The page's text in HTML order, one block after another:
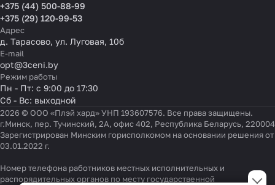
+375 (44) 500-88-99
+375 (29) 120-99-53
Адрес
д. Тарасово, ул. Луговая, 10б
E-mail
opt@3ceni.by
Режим работы
Пн - Пт: с 9:00 до 17:30
Сб - Вс: выходной
2026 © ООО «Плэй хард» УНП 193607576. Все права защищены.
г.Минск, пер. Тучинский, 2А, офис 402, Республика Беларусь, 220004
Зарегистрирован Минским горисполкомом на основании решения от
03.01.2022 г.
Номер телефона работников местных исполнительных и
распорядительных органов по месту государственной
Настройки файлов cookie